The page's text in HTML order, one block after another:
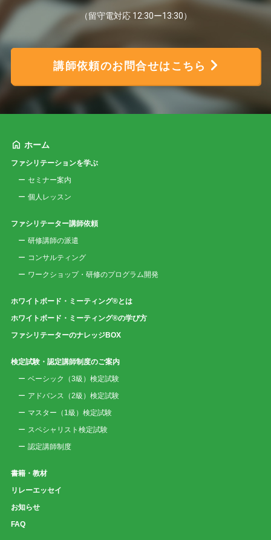
（留守電対応 12:30ー13:30）
講師依頼のお問合せはこちら
ホーム
ファシリテーションを学ぶ
セミナー案内
個人レッスン
ファシリテーター講師依頼
研修講師の派遣
コンサルティング
ワークショップ・研修のプログラム開発
ホワイトボード・ミーティング®とは
ホワイトボード・ミーティング®の学び方
ファシリテーターのナレッジBOX
検定試験・認定講師制度のご案内
ベーシック（3級）検定試験
アドバンス（2級）検定試験
マスター（1級）検定試験
スペシャリスト検定試験
認定講師制度
書籍・教材
リレーエッセイ
お知らせ
FAQ